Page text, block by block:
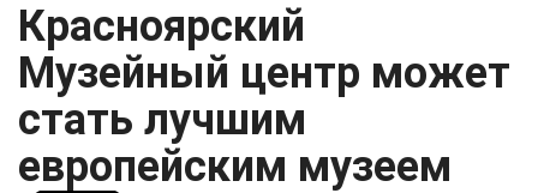
Красноярский
Музейный центр может
стать лучшим
европейским музеем